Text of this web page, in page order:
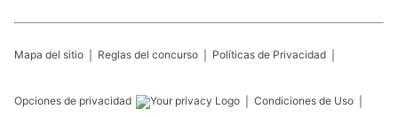
Mapa del sitio Reglas del concurso Políticas de Privacidad
Opciones de privacidad Condiciones de Uso